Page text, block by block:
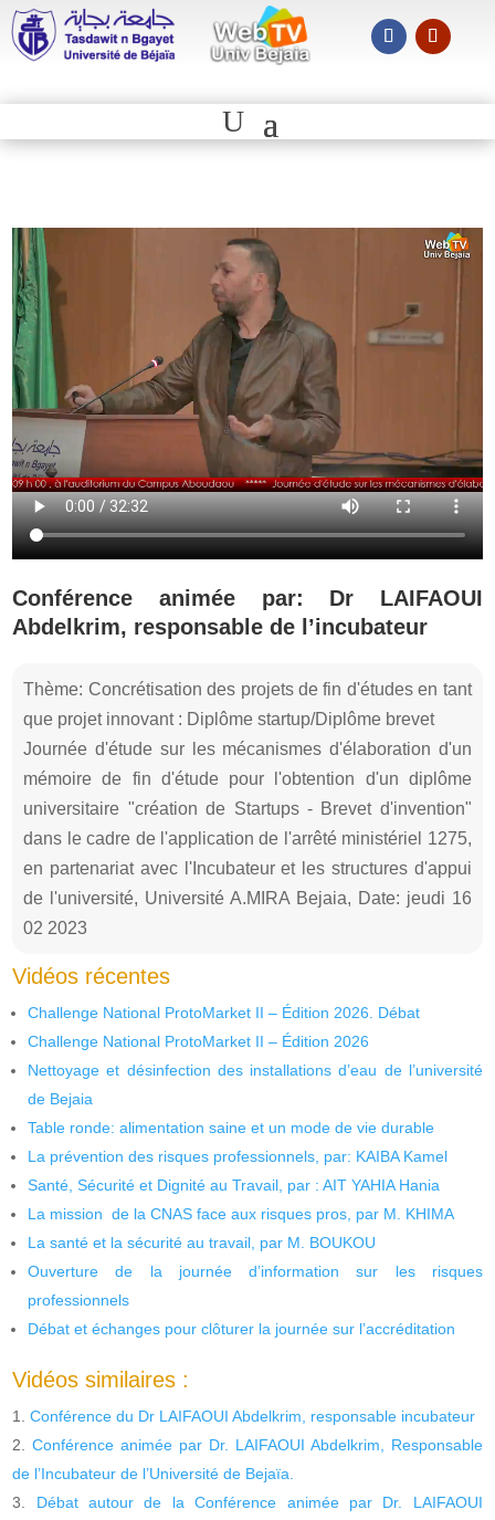
Conférence animée par: Dr LAIFAOUI
Abdelkrim, responsable de l’incubateur
Thème: Concrétisation des projets de fin d'études en tant
que projet innovant : Diplôme startup/Diplôme brevet
Journée d'étude sur les mécanismes d'élaboration d'un
mémoire de fin d'étude pour l'obtention d'un diplôme
universitaire "création de Startups - Brevet d'invention"
dans le cadre de l'application de l'arrêté ministériel 1275,
en partenariat avec l'Incubateur et les structures d'appui
de l'université, Université A.MIRA Bejaia, Date: jeudi 16
02 2023
Vidéos récentes
Challenge National ProtoMarket II – Édition 2026. Débat
Challenge National ProtoMarket II – Édition 2026
Nettoyage et désinfection des installations d’eau de l’université
de Bejaia
Table ronde: alimentation saine et un mode de vie durable
La prévention des risques professionnels, par: KAIBA Kamel
Santé, Sécurité et Dignité au Travail, par : AIT YAHIA Hania
La mission de la CNAS face aux risques pros, par M. KHIMA
La santé et la sécurité au travail, par M. BOUKOU
Ouverture de la journée d’information sur les risques
professionnels
Débat et échanges pour clôturer la journée sur l’accréditation
Vidéos similaires :
Conférence du Dr LAIFAOUI Abdelkrim, responsable incubateur
Conférence animée par Dr. LAIFAOUI Abdelkrim, Responsable
de l’Incubateur de l’Université de Bejaïa.
Débat autour de la Conférence animée par Dr. LAIFAOUI